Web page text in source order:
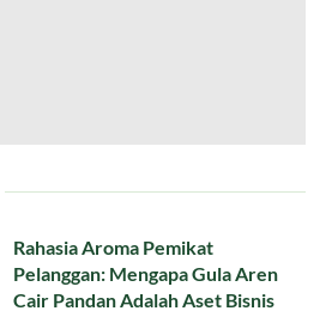
Rahasia Aroma Pemikat
Pelanggan: Mengapa Gula Aren
Cair Pandan Adalah Aset Bisnis